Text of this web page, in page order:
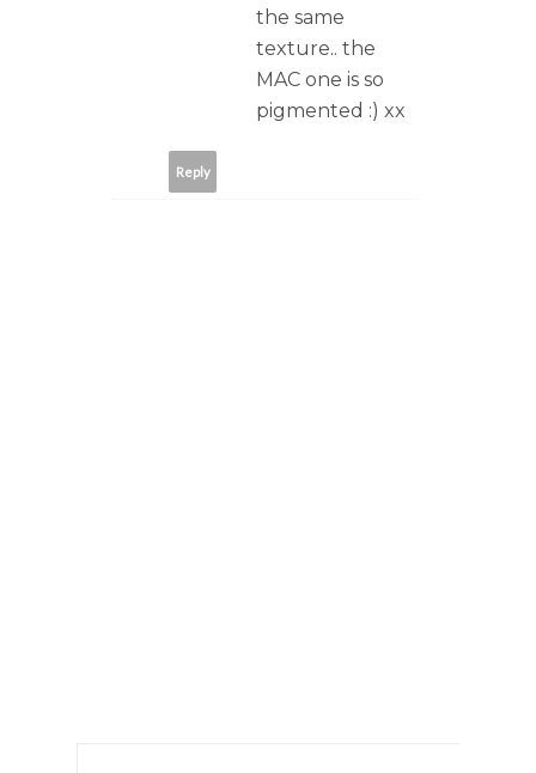
the same
texture.. the
MAC one is so
pigmented :) xx
Reply